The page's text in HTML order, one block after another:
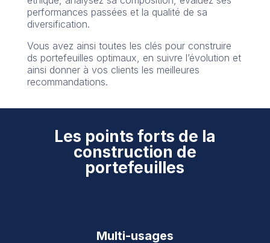
performances passées et la qualité de sa
diversification.
Vous avez ainsi toutes les clés pour construire
ds portefeuilles optimaux, en suivre l’évolution et
ainsi donner à vos clients les meilleures
recommandations.
Les points forts de la
construction de
portefeuilles
Multi-usages